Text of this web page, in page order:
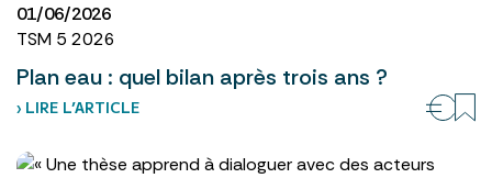
01/06/2026
TSM 5 2026
Plan eau : quel bilan après trois ans ?
› LIRE L’ARTICLE